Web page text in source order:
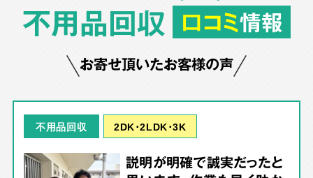
不用品回収 口コミ情報
お寄せ頂いたお客様の声
不用品回収 2DK･2LDK･3K
説明が明確で誠実だったと